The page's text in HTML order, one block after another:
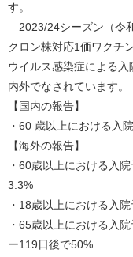
す。
2023/24シーズン（令
クロン株対応1価ワクチ
ウイルス感染症による
内外でなされています。
【国内の報告】
・60 歳以上における入
【海外の報告】
・60歳以上における入
3.3%
・18歳以上における入
・65歳以上における入
ー119日後で50%